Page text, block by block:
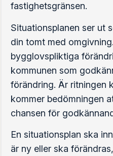
fastighetsgränsen.
Situationsplanen ser ut
din tomt med
bygglovspliktiga
kommunen som
förändring. Är ritningen
kommer bedömningen
chansen för
En situationsplan ska
är ny eller ska